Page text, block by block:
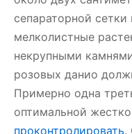
сепараторной
мелколистные
некрупными
розовых данио
Примерно одна
оптимальной
проконтролировать.